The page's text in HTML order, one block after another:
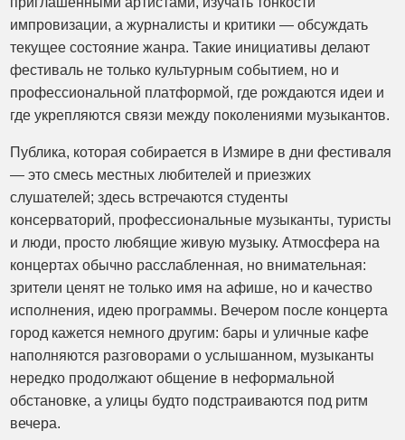
импровизации, а журналисты и критики — обсуждать
текущее состояние жанра. Такие инициативы делают
фестиваль не только культурным событием, но и
профессиональной платформой, где рождаются идеи и
где укрепляются связи между поколениями музыкантов.
Публика, которая собирается в Измире в дни фестиваля
— это смесь местных любителей и приезжих
слушателей; здесь встречаются студенты
консерваторий, профессиональные музыканты, туристы
и люди, просто любящие живую музыку. Атмосфера на
концертах обычно расслабленная, но внимательная:
зрители ценят не только имя на афише, но и качество
исполнения, идею программы. Вечером после концерта
город кажется немного другим: бары и уличные кафе
наполняются разговорами о услышанном, музыканты
нередко продолжают общение в неформальной
обстановке, а улицы будто подстраиваются под ритм
вечера.